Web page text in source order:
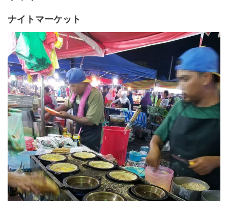
ナイトマーケット